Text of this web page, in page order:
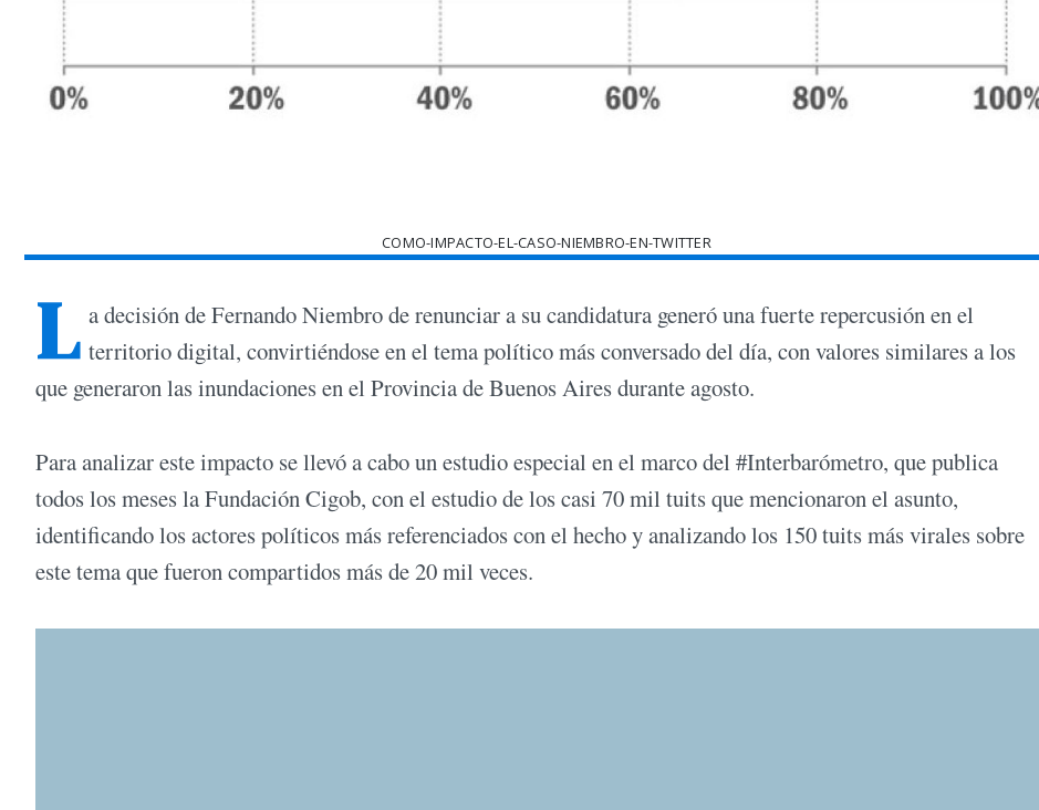
COMO-IMPACTO-EL-CASO-NIEMBRO-EN-TWITTER
L a decisión de Fernando Niembro de renunciar a su candidatura generó una fuerte repercusión en el
territorio digital, convirtiéndose en el tema político más conversado del día, con valores similares a los
que generaron las inundaciones en el Provincia de Buenos Aires durante agosto.
Para analizar este impacto se llevó a cabo un estudio especial en el marco del #Interbarómetro, que publica
todos los meses la Fundación Cigob, con el estudio de los casi 70 mil tuits que mencionaron el asunto,
identificando los actores políticos más referenciados con el hecho y analizando los 150 tuits más virales sobre
este tema que fueron compartidos más de 20 mil veces.